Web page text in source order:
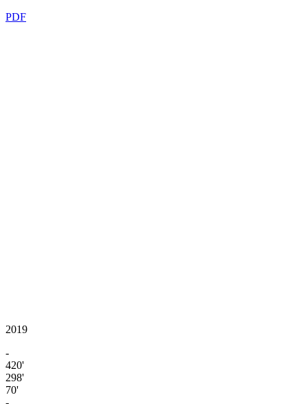
PDF
2019
-
420'
298'
70'